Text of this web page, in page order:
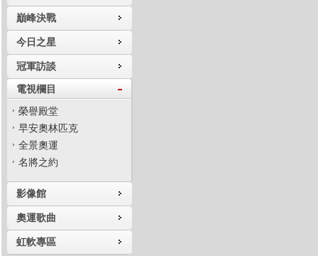
巔峰決戰
今日之星
冠軍訪談
電視欄目
榮譽殿堂
早安奧林匹克
全景奧運
名將之約
影像館
奧運歌曲
虹軟專區